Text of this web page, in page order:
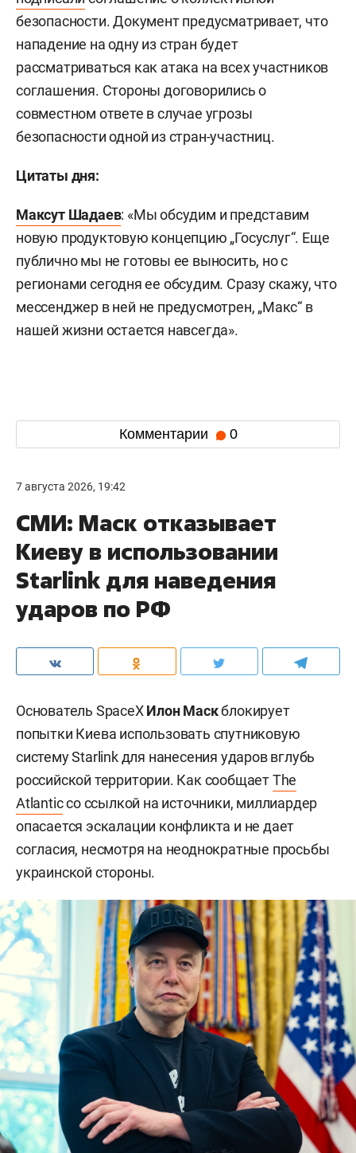
безопасности. Документ предусматривает, что
нападение на одну из стран будет
рассматриваться как атака на всех участников
соглашения. Стороны договорились о
совместном ответе в случае угрозы
безопасности одной из стран-участниц.
Цитаты дня:
Максут Шадаев: «Мы обсудим и представим
новую продуктовую концепцию „Госуслуг“. Еще
публично мы не готовы ее выносить, но с
регионами сегодня ее обсудим. Сразу скажу, что
мессенджер в ней не предусмотрен, „Макс“ в
нашей жизни остается навсегда».
Комментарии 0
7 августа 2026, 19:42
СМИ: Маск отказывает
Киеву в использовании
Starlink для наведения
ударов по РФ
Основатель SpaceXИлон Маскблокирует
попытки Киева использовать спутниковую
систему Starlink для нанесения ударов вглубь
российской территории. Как сообщаетThe
Atlanticсо ссылкой на источники, миллиардер
опасается эскалации конфликта и не дает
согласия, несмотря на неоднократные просьбы
украинской стороны.